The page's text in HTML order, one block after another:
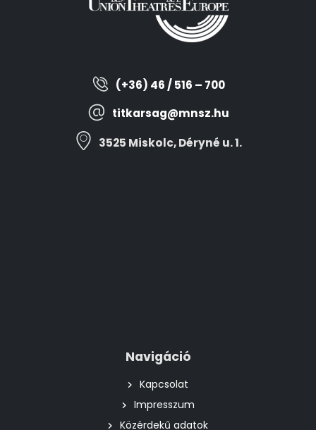
(+36) 46 / 516 – 700
titkarsag@mnsz.hu
3525 Miskolc, Déryné u. 1.
Navigáció
Kapcsolat
Impresszum
Közérdekű adatok